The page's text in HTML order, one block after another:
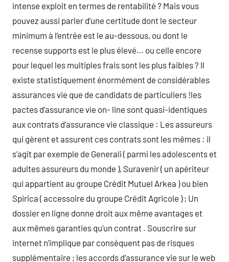
intense exploit en termes de rentabilité ? Mais vous
pouvez aussi parler d’une certitude dont le secteur
minimum à l’entrée est le au-dessous, ou dont le
recense supports est le plus élevé… ou celle encore
pour lequel les multiples frais sont les plus faibles ? Il
existe statistiquement énormément de considérables
assurances vie que de candidats de particuliers !les
pactes d’assurance vie on- line sont quasi-identiques
aux contrats d’assurance vie classique : Les assureurs
qui gèrent et assurent ces contrats sont les mêmes : il
s’agit par exemple de Generali ( parmi les adolescents et
adultes assureurs du monde ), Suravenir ( un apériteur
qui appartient au groupe Crédit Mutuel Arkea ) ou bien
Spirica ( accessoire du groupe Crédit Agricole ) ; Un
dossier en ligne donne droit aux même avantages et
aux mêmes garanties qu’un contrat . Souscrire sur
internet n’implique par conséquent pas de risques
supplémentaire ; les accords d’assurance vie sur le web